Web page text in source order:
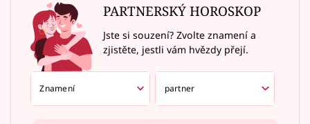
PARTNERSKÝ HOROSKOP
Jste si souzení? Zvolte znamení a
zjistěte, jestli vám hvězdy přejí.